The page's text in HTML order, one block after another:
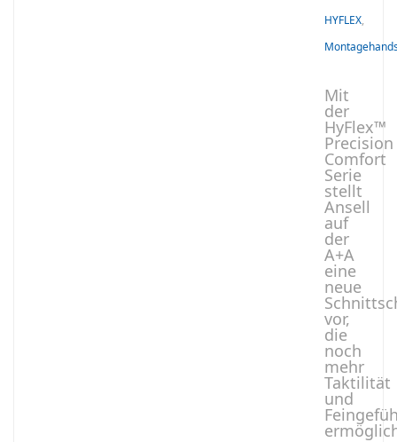
HYFLEX,
Mit
der
HyFlex™
Precision
Comfort
Serie
stellt
Ansell
auf
der
A+A
eine
neue
vor,
die
noch
mehr
Taktilität
und